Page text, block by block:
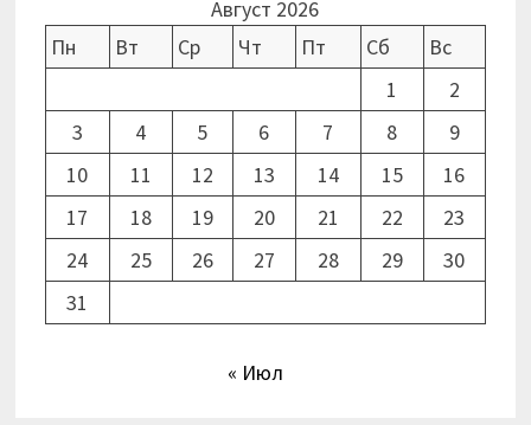
Август 2026
Пн
Вт Ср Чт Пт Сб
Вс
1
2
3
4 5 6 7 8
9
10
11 12 13 14 15
16
17
18 19 20 21 22
23
24
25 26 27 28 29
30
31
« Июл